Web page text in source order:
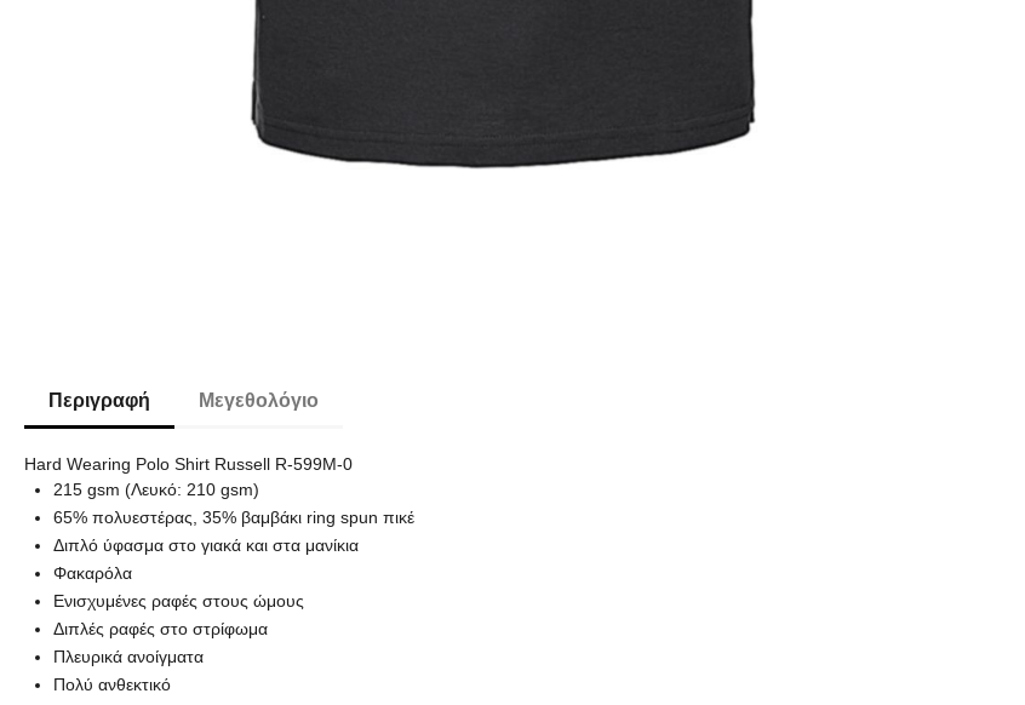
Περιγραφή Μεγεθολόγιο
Hard Wearing Polo Shirt Russell R-599M-0
215 gsm (Λευκό: 210 gsm)
65% πολυεστέρας, 35% βαμβάκι ring spun πικέ
Διπλό ύφασμα στο γιακά και στα μανίκια
Φακαρόλα
Ενισχυμένες ραφές στους ώμους
Διπλές ραφές στο στρίφωμα
Πλευρικά ανοίγματα
Πολύ ανθεκτικό